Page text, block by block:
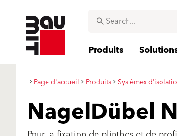
Produits
Page d'accueil Produits Systèmes
NagelDübel